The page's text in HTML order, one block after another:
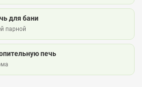
для бани
парной
печь